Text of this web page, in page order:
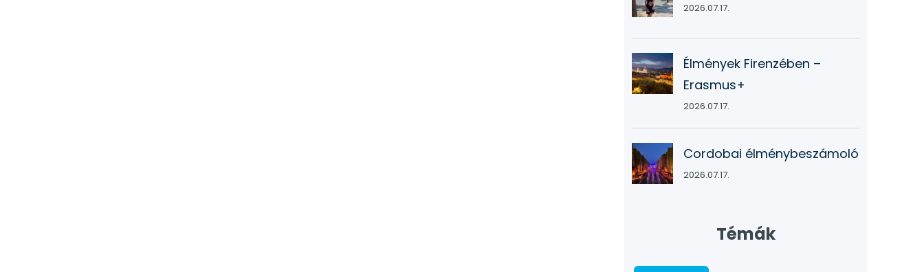
2026.07.17.
Élmények Firenzében –
Erasmus+
2026.07.17.
Cordobai élménybeszámoló
2026.07.17.
Témák